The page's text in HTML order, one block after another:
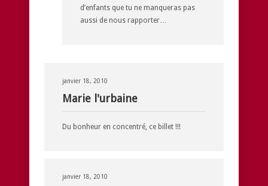
d’enfants que tu ne manqueras pas
aussi de nous rapporter…
janvier 18, 2010
Marie l'urbaine
Du bonheur en concentré, ce billet !!!
janvier 18, 2010